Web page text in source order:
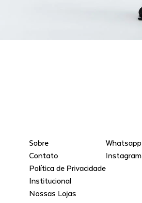
Sobre
Contato
Política de Privacidade
Institucional
Nossas Lojas
Whatsapp
Instagram